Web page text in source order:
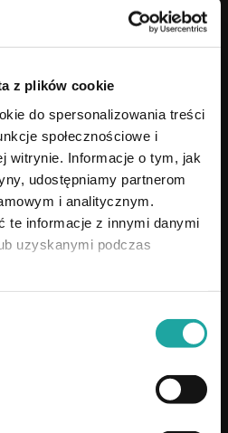
z plików cookie
do spersonalizowania treści
społecznościowe i
witrynie. Informacje o tym, jak
udostępniamy partnerom
i analitycznym.
te informacje z innymi danymi
uzyskanymi podczas
życia?